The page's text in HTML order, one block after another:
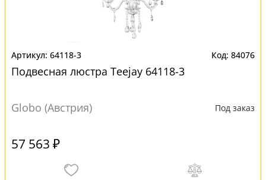
64118-3 84076
Подвесная люстра Teejay 64118-3
Globo (Австрия) Под заказ
57 563 ₽